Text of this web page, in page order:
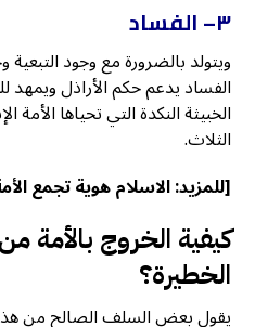
٣– الفساد
ويتولد بالضرورة مع وجود التبعية
الفساد يدعم حكم الأراذل ويمهد
الخبيثة النكدة التي تحياها الأمة
الثلاث.
[للمزيد:الاسلام هوية تجمع
كيفية الخروج بالأمة
الخطيرة؟
يقول بعض السلف الصالح من